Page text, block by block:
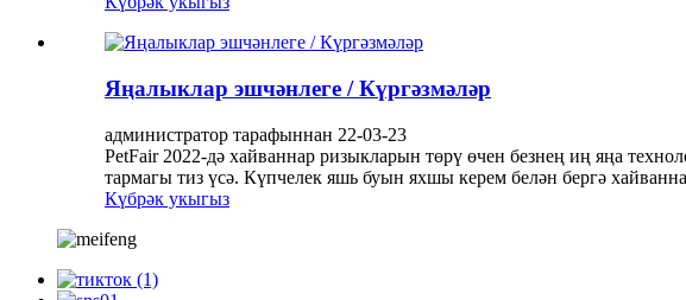
Яңалыклар эшчәнлеге / Күргәзмәләр
администратор тарафыннан 22-03-23
PetFair 2022-дә хайваннар ризыкларын төрү өчен безнең иң яңа
тармагы тиз үсә. Күпчелек яшь буын яхшы керем белән бергә
Күбрәк укыгыз